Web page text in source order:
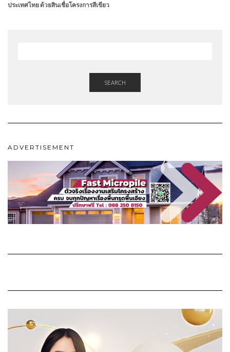
ประเทศไทย ด้วยสินเชื่อโครงการสีเขียว
SEARCH
ADVERTISEMENT